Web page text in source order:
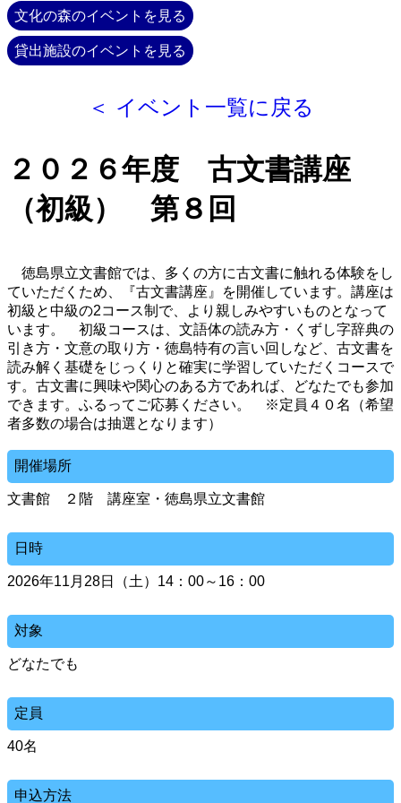
文化の森のイベントを見る
貸出施設のイベントを見る
＜ イベント一覧に戻る
２０２６年度 古文書講座
（初級） 第８回
徳島県立文書館では、多くの方に古文書に触れる体験をし
ていただくため、『古文書講座』を開催しています。講座は
初級と中級の2コース制で、より親しみやすいものとなって
います。 初級コースは、文語体の読み方・くずし字辞典の
引き方・文意の取り方・徳島特有の言い回しなど、古文書を
読み解く基礎をじっくりと確実に学習していただくコースで
す。古文書に興味や関心のある方であれば、どなたでも参加
できます。ふるってご応募ください。 ※定員４０名（希望
者多数の場合は抽選となります）
開催場所
文書館 ２階 講座室・徳島県立文書館
日時
2026年11月28日（土）14：00～16：00
対象
どなたでも
定員
40名
申込方法